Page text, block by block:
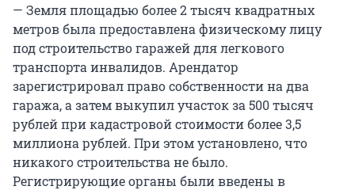
— Земля площадью более 2 тысяч квадратных
метров была предоставлена физическому лицу
под строительство гаражей для легкового
транспорта инвалидов. Арендатор
зарегистрировал право собственности на два
гаража, а затем выкупил участок за 500 тысяч
рублей при кадастровой стоимости более 3,5
миллиона рублей. При этом установлено, что
никакого строительства не было.
Регистрирующие органы были введены в